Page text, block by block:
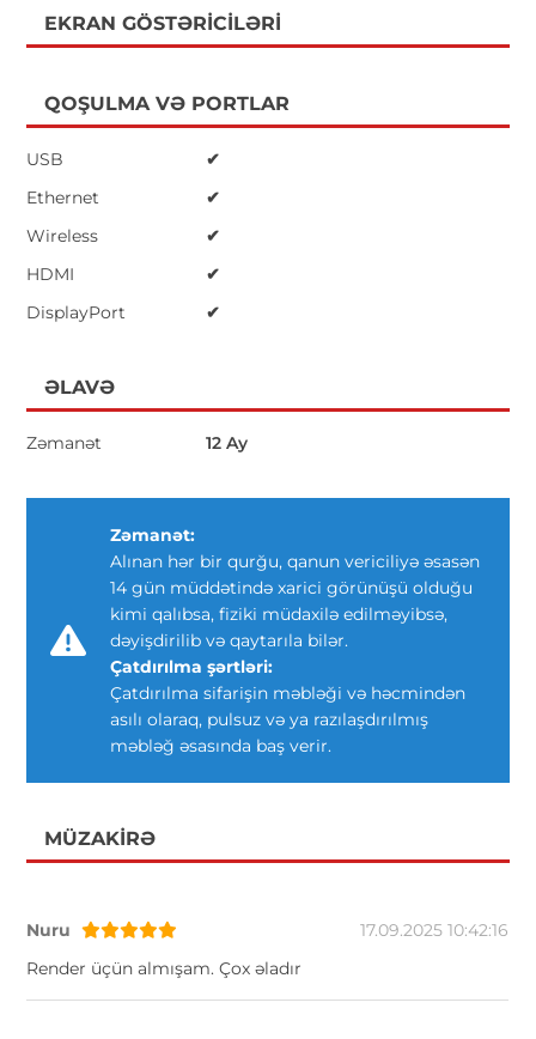
EKRAN GÖSTƏRICILƏRI
QOŞULMA VƏ PORTLAR
USB
✔
Ethernet
✔
Wireless
✔
HDMI
✔
DisplayPort
✔
ƏLAVƏ
Zəmanət 12 Ay
Zəmanət:
Alınan hər bir qurğu, qanun vericiliyə əsasən
14 gün müddətində xarici görünüşü olduğu
kimi qalıbsa, fiziki müdaxilə edilməyibsə,
dəyişdirilib və qaytarıla bilər.
Çatdırılma şərtləri:
Çatdırılma sifarişin məbləği və həcmindən
asılı olaraq, pulsuz və ya razılaşdırılmış
məbləğ əsasında baş verir.
MÜZAKIRƏ
Nuru
17.09.2025 10:42:16
Render üçün almışam. Çox əladır